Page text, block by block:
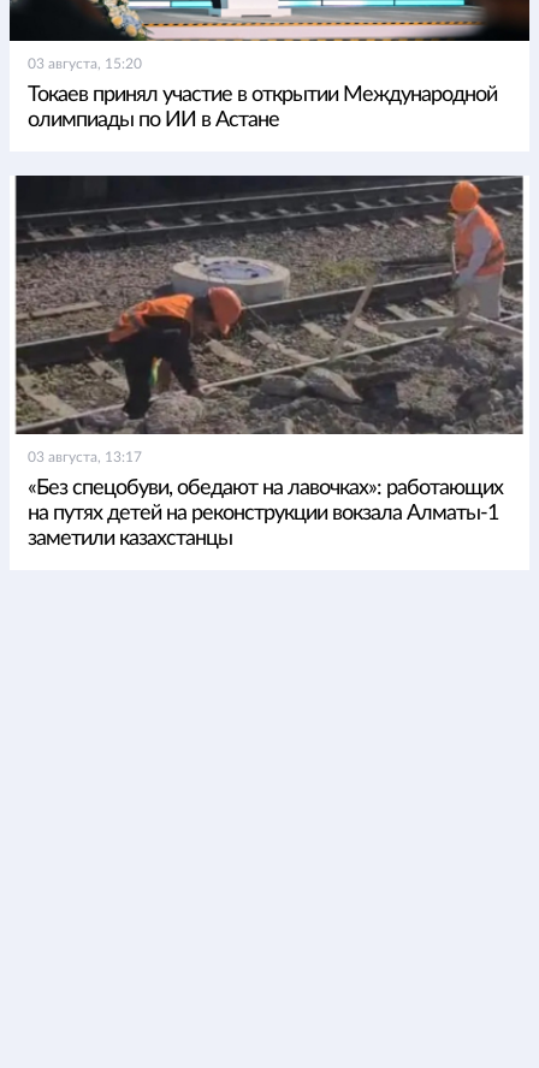
03 августа, 15:20
Токаев принял участие в открытии Международной
олимпиады по ИИ в Астане
03 августа, 13:17
«Без спецобуви, обедают на лавочках»: работающих
на путях детей на реконструкции вокзала Алматы-1
заметили казахстанцы